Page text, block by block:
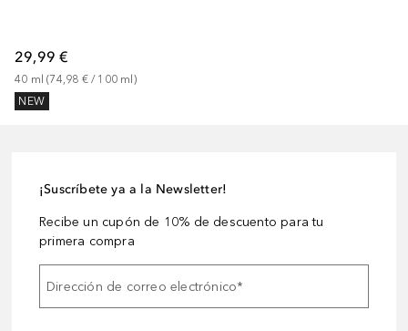
29,99 €
40 ml (74,98 € / 100 ml )
NEW
¡Suscríbete ya a la Newsletter!
Recibe un cupón de 10% de descuento para tu
primera compra
Dirección de correo electrónico*